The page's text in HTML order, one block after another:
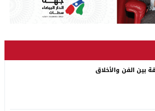
بين الفن والأخلاق